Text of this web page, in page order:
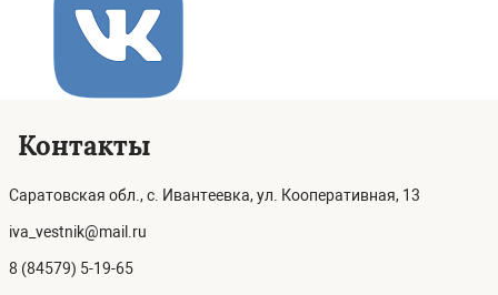
Контакты
Саратовская обл., с. Ивантеевка, ул. Кооперативная, 13
iva_vestnik@mail.ru
8 (84579) 5-19-65